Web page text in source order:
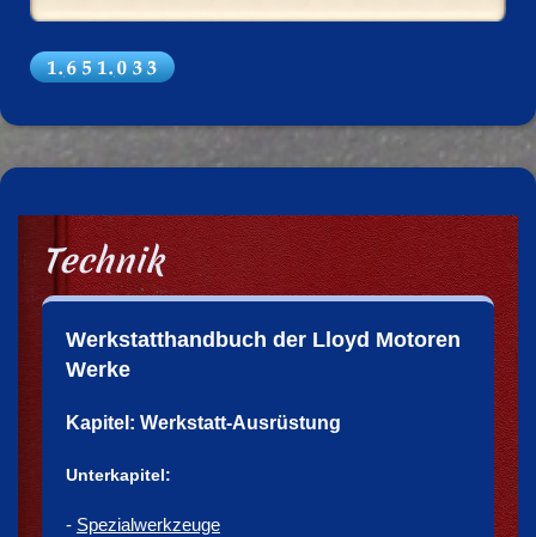
Technik
Werkstatthandbuch der Lloyd Motoren
Werke
Kapitel: Werkstatt-Ausrüstung
Unterkapitel:
- Spezialwerkzeuge